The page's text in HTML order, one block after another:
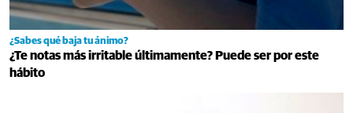
¿Sabes qué baja tu ánimo?
¿Te notas más irritable últimamente? Puede ser por este
hábito